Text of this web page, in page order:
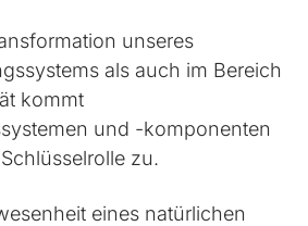
unseres
als auch im Bereich
kommt
und -komponenten
zu.
eines natürlichen